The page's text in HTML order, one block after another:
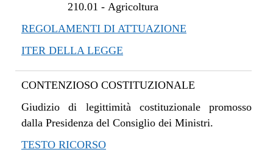
210.01 - Agricoltura
REGOLAMENTI DI ATTUAZIONE
ITER DELLA LEGGE
CONTENZIOSO COSTITUZIONALE
Giudizio di legittimità costituzionale promosso
dalla Presidenza del Consiglio dei Ministri.
TESTO RICORSO